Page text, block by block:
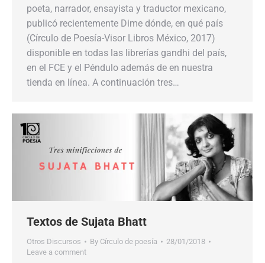
poeta, narrador, ensayista y traductor mexicano,
publicó recientemente Dime dónde, en qué país
(Círculo de Poesía-Visor Libros México, 2017)
disponible en todas las librerías gandhi del país,
en el FCE y el Péndulo además de en nuestra
tienda en línea. A continuación tres…
Textos de Sujata Bhatt
Otros Discursos By Círculo de poesía
28/01/2018
Leave a comment